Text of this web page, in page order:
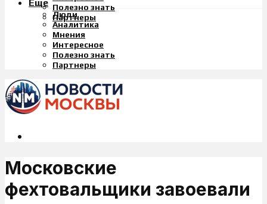
Полезно знать
Партнеры
Еще
Люди
Аналитика
Мнения
Интересное
Полезно знать
Партнеры
Московские
фехтовальщики завоевали